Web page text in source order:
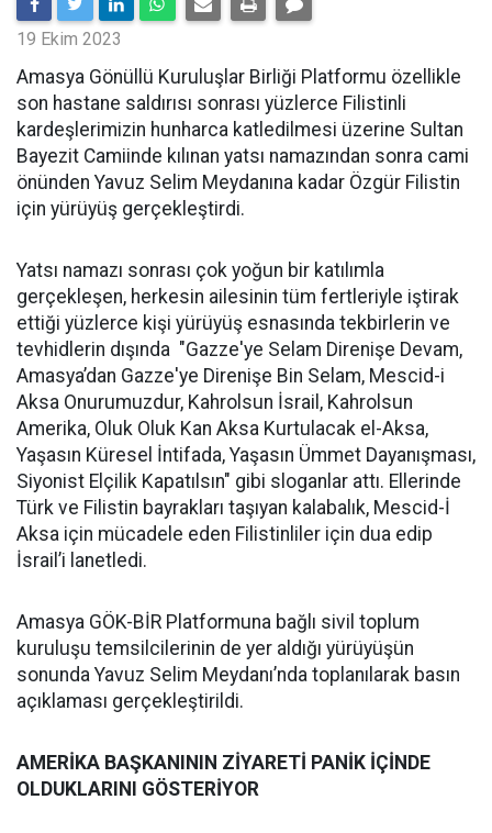
19 Ekim 2023
Amasya Gönüllü Kuruluşlar Birliği Platformu özellikle
son hastane saldırısı sonrası yüzlerce Filistinli
kardeşlerimizin hunharca katledilmesi üzerine Sultan
Bayezit Camiinde kılınan yatsı namazından sonra cami
önünden Yavuz Selim Meydanına kadar Özgür Filistin
için yürüyüş gerçekleştirdi.
Yatsı namazı sonrası çok yoğun bir katılımla
gerçekleşen, herkesin ailesinin tüm fertleriyle iştirak
ettiği yüzlerce kişi yürüyüş esnasında tekbirlerin ve
tevhidlerin dışında "Gazze'ye Selam Direnişe Devam,
Amasya’dan Gazze'ye Direnişe Bin Selam, Mescid-i
Aksa Onurumuzdur, Kahrolsun İsrail, Kahrolsun
Amerika, Oluk Oluk Kan Aksa Kurtulacak el-Aksa,
Yaşasın Küresel İntifada, Yaşasın Ümmet Dayanışması,
Siyonist Elçilik Kapatılsın" gibi sloganlar attı. Ellerinde
Türk ve Filistin bayrakları taşıyan kalabalık, Mescid-İ
Aksa için mücadele eden Filistinliler için dua edip
İsrail’i lanetledi.
Amasya GÖK-BİR Platformuna bağlı sivil toplum
kuruluşu temsilcilerinin de yer aldığı yürüyüşün
sonunda Yavuz Selim Meydanı’nda toplanılarak basın
açıklaması gerçekleştirildi.
AMERİKA BAŞKANININ ZİYARETİ PANİK İÇİNDE
OLDUKLARINI GÖSTERİYOR